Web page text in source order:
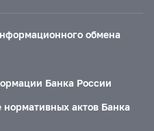
обмена
Банка России
актов Банка